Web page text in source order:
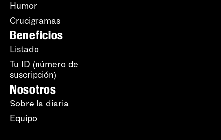
Humor
Crucigramas
Beneficios
Listado
Tu ID (número de
suscripción)
Nosotros
Sobre la diaria
Equipo